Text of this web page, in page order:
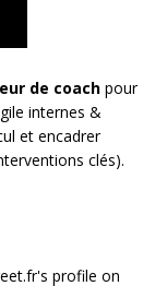
de coach pour
internes &
et encadrer
clés).